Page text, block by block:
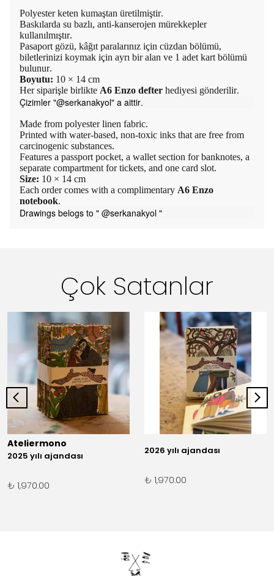
Polyester keten kumaştan üretilmiştir.
Baskılarda su bazlı, anti-kanserojen mürekkepler
kullanılmıştır.
Pasaport gözü, kâğıt paralarınız için cüzdan bölümü,
biletlerinizi koymak için ayrı bir alan ve 1 adet kart bölümü
bulunur.
Boyutu: 10 × 14 cm
Her siparişle birlikte A6 Enzo defter hediyesi gönderilir.
Çizimler "@serkanakyol" a aittir.
Made from polyester linen fabric.
Printed with water-based, non-toxic inks that are free from
carcinogenic substances.
Features a passport pocket, a wallet section for banknotes, a
separate compartment for tickets, and one card slot.
Size: 10 × 14 cm
Each order comes with a complimentary A6 Enzo
notebook.
Drawings belogs to " @serkanakyol "
Çok Satanlar
Ateliermono
2025 yılı ajandası
₺ 1,970.00
2026 yılı ajandası
₺ 1,970.00